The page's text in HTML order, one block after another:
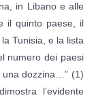
in Libano e alle
il quinto paese, il
la Tunisia, e la lista
numero dei paesi
dozzina…” (1)
l’evidente